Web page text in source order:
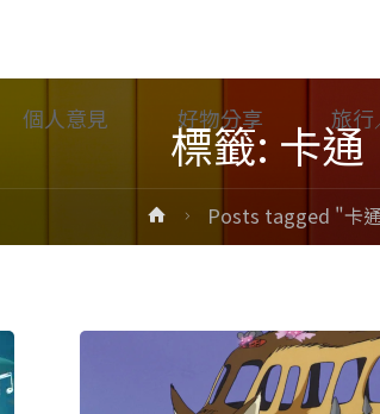
個人意見 好物分享 旅行
標籤: 卡通
HomePosts tagged "卡